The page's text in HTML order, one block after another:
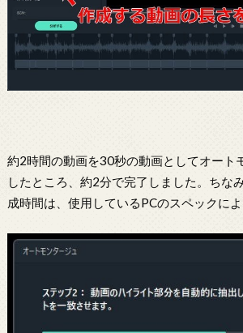
約2時間の動画を30秒の動画としてオート
したところ、約2分で完了しました。ちな
成時間は、使用しているPCのスペックによ